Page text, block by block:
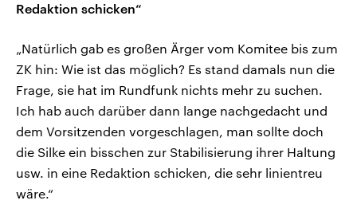
Redaktion schicken“
„Natürlich gab es großen Ärger vom Komitee bis zum
ZK hin: Wie ist das möglich? Es stand damals nun die
Frage, sie hat im Rundfunk nichts mehr zu suchen.
Ich hab auch darüber dann lange nachgedacht und
dem Vorsitzenden vorgeschlagen, man sollte doch
die Silke ein bisschen zur Stabilisierung ihrer Haltung
usw. in eine Redaktion schicken, die sehr linientreu
wäre.“